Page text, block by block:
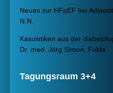
Neues zur HFpEF bei
N.N.
Kasuistiken aus der
Dr. med. Jörg Simon, Fulda
Tagungsraum 3+4